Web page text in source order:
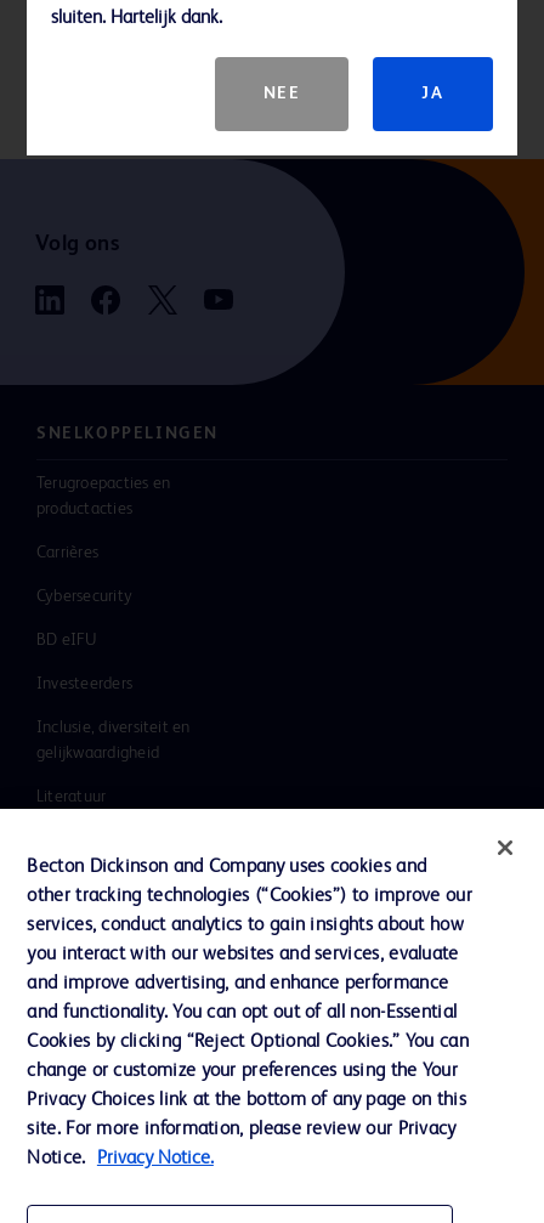
Volg ons
SNELKOPPELINGEN
Terugroepacties en
productacties
Carrières
Cybersecurity
BD eIFU
Investeerders
Inclusie, diversiteit en
gelijkwaardigheid
Literatuur
Ons bedrijf
Ethics & Compliance
Ondersteuning
Contact met ons opnemen
Cookievoorkeuren
Privacybeleid
sluiten. Hartelijk dank.
NEE JA
Becton Dickinson and Company uses cookies and
other tracking technologies (“Cookies”) to improve our
services, conduct analytics to gain insights about how
you interact with our websites and services, evaluate
and improve advertising, and enhance performance
and functionality. You can opt out of all non-Essential
Cookies by clicking “Reject Optional Cookies.” You can
change or customize your preferences using the Your
Privacy Choices link at the bottom of any page on this
site. For more information, please review our Privacy
Notice.
Privacy Notice.